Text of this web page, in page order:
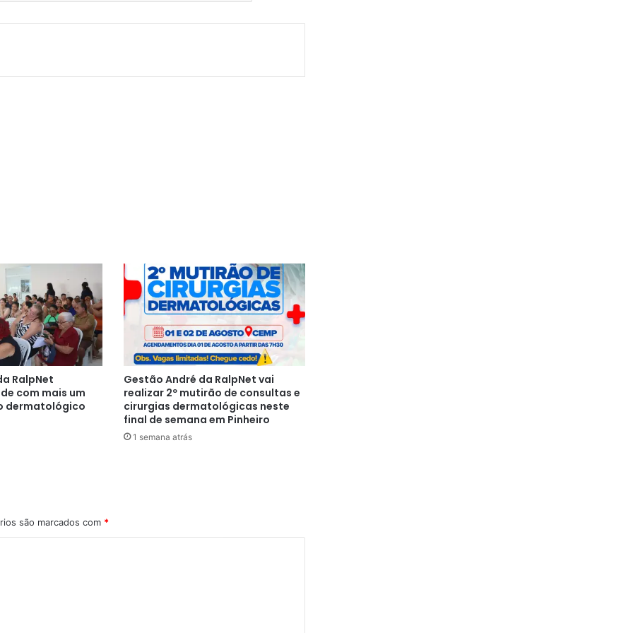
RalpNet
com mais um
dermatológico
Gestão André da RalpNet vai
realizar 2º mutirão de consultas e
cirurgias dermatológicas neste
final de semana em Pinheiro
1 semana atrás
são marcados com *